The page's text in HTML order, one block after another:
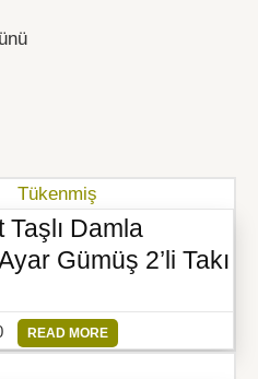
Tükenmiş
Damla
Gümüş 2’li Takı
READ MORE